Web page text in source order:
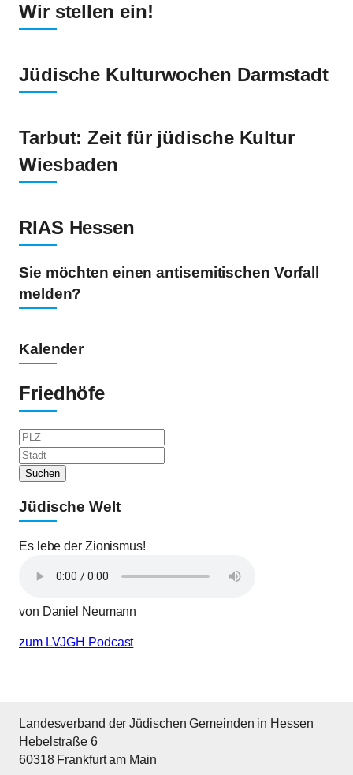
Wir stellen ein!
Jüdische Kulturwochen Darmstadt
Tarbut: Zeit für jüdische Kultur
Wiesbaden
RIAS Hessen
Sie möchten einen antisemitischen Vorfall
melden?
Kalender
Friedhöfe
Jüdische Welt
Es lebe der Zionismus!
von Daniel Neumann
zum LVJGH Podcast
Landesverband der Jüdischen Gemeinden in Hessen
Hebelstraße 6
60318 Frankfurt am Main